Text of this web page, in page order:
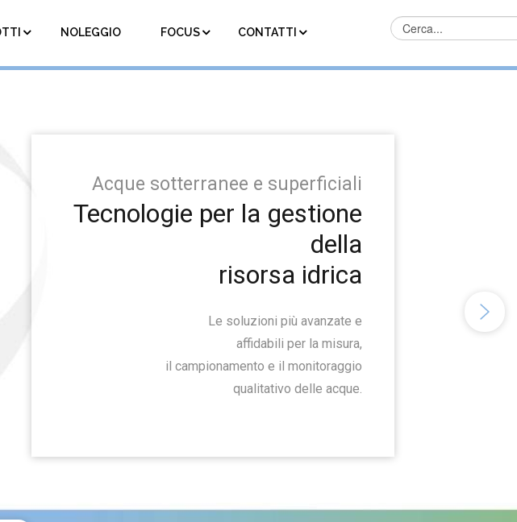
NOLEGGIO FOCUS CONTATTI
Acque sotterranee e superficiali
Tecnologie per la gestione
della
risorsa idrica
Le soluzioni più avanzate e
affidabili per la misura,
il campionamento e il monitoraggio
qualitativo delle acque.